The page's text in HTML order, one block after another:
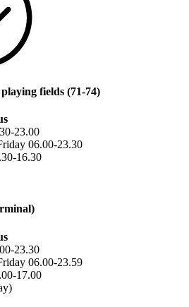
fields (71-74)
23.00
06.00-23.30
16.30
23.30
06.00-23.59
17.00